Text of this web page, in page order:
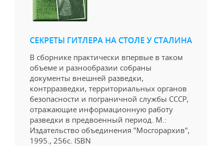
СЕКРЕТЫ ГИТЛЕРА НА СТОЛЕ У СТАЛИНА
В сборнике практически впервые в таком
объеме и разнообразии собраны
документы внешней разведки,
контрразведки, территориальных органов
безопасности и пограничной службы СССР,
отражающие информационную работу
разведки в предвоенный период. М.:
Издательство объединения "Мосгорархив",
1995., 256с. ISBN